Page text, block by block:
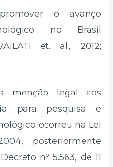
o avanço
no Brasil
et. al., 2012;
menção legal aos
para pesquisa e
ocorreu na Lei
posteriormente
nº 5.563, de 11